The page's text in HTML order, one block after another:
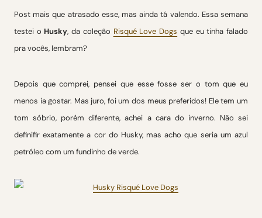
Post mais que atrasado esse, mas ainda tá valendo. Essa semana
testei o Husky, da coleção Risqué Love Dogs que eu tinha falado
pra vocês, lembram?
Depois que comprei, pensei que esse fosse ser o tom que eu
menos ia gostar. Mas juro, foi um dos meus preferidos! Ele tem um
tom sóbrio, porém diferente, achei a cara do inverno. Não sei
definifir exatamente a cor do Husky, mas acho que seria um azul
petróleo com um fundinho de verde.